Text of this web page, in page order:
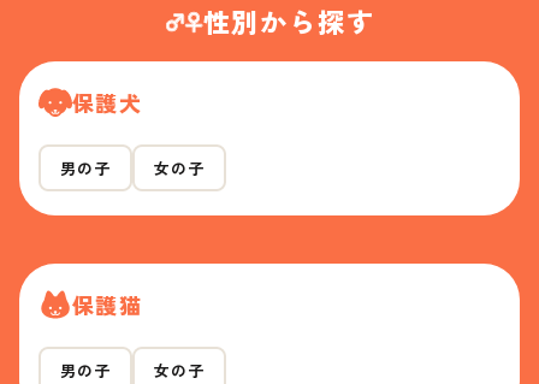
性別から探す
保護犬
男の子 女の子
保護猫
男の子 女の子